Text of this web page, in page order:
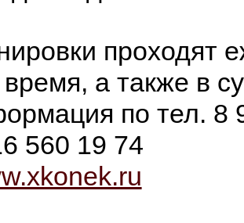
проходят
а также в
по тел. 8
560 19 74